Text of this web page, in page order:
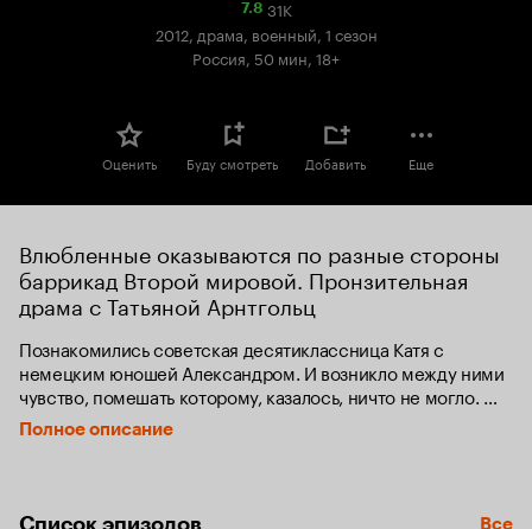
7.8Рейтинг
Кинопоиска
31K
2012, драма, военный, 1 сезон
Россия, 50 мин, 18+
Оценить Буду смотреть Добавить Еще
Влюбленные оказываются по разные стороны
баррикад Второй мировой. Пронзительная
драма с Татьяной Арнтгольц
Познакомились советская десятиклассница Катя с
немецким юношей Александром. И возникло между ними
чувство, помешать которому, казалось, ничто не могло.
Шел 39-й год, был подписан известный пакт о
ненападении между Германией и Россией. А потом
Полное описание
Все